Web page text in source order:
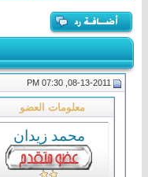
معلومات العضو
محمد زيدان